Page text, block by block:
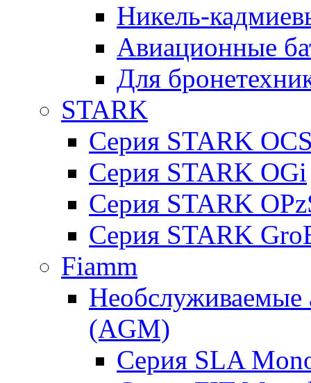
Никель-
Авиационные
Для
STARK
Серия STARK
Серия STARK OGi
Серия STARK
Серия STARK
Fiamm
Необслуживаемые
(AGM)
Серия SLA